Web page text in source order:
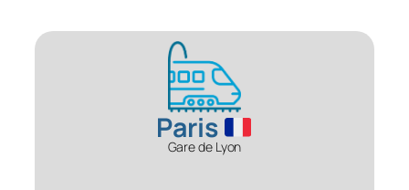
Paris
Gare de Lyon